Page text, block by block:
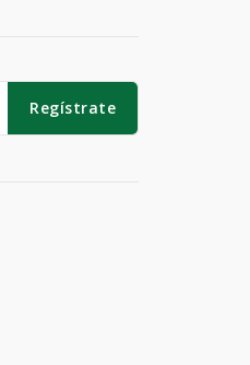
Regístrate